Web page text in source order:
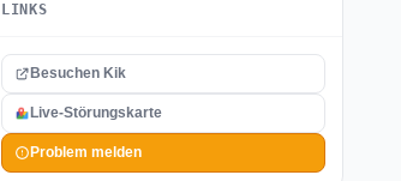
LINKS
Besuchen Kik
Live-Störungskarte
Problem melden